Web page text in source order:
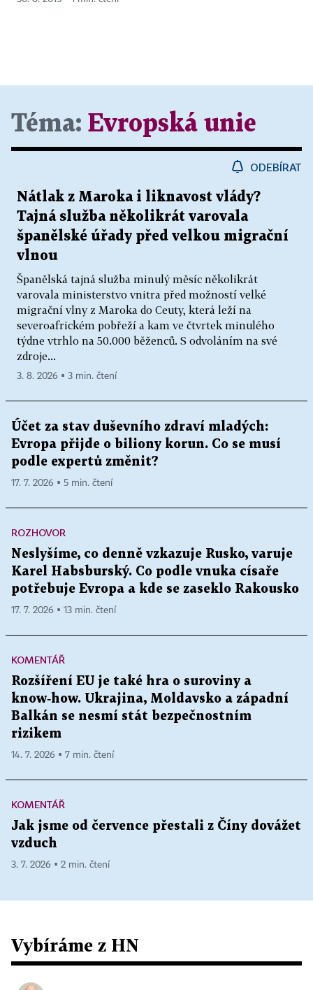
Téma: Evropská unie
ODEBÍRAT
Nátlak z Maroka i liknavost vlády?
Tajná služba několikrát varovala
španělské úřady před velkou migrační
vlnou
Španělská tajná služba minulý měsíc několikrát
varovala ministerstvo vnitra před možností velké
migrační vlny z Maroka do Ceuty, která leží na
severoafrickém pobřeží a kam ve čtvrtek minulého
týdne vtrhlo na 50.000 běženců. S odvoláním na své
zdroje...
3. 8. 2026 ▪ 3 min. čtení
Účet za stav duševního zdraví mladých:
Evropa přijde o biliony korun. Co se musí
podle expertů změnit?
17. 7. 2026 ▪ 5 min. čtení
ROZHOVOR
Neslyšíme, co denně vzkazuje Rusko, varuje
Karel Habsburský. Co podle vnuka císaře
potřebuje Evropa a kde se zaseklo Rakousko
17. 7. 2026 ▪ 13 min. čtení
KOMENTÁŘ
Rozšíření EU je také hra o suroviny a
know‑how. Ukrajina, Moldavsko a západní
Balkán se nesmí stát bezpečnostním
rizikem
14. 7. 2026 ▪ 7 min. čtení
KOMENTÁŘ
Jak jsme od července přestali z Číny dovážet
vzduch
3. 7. 2026 ▪ 2 min. čtení
Vybíráme z HN